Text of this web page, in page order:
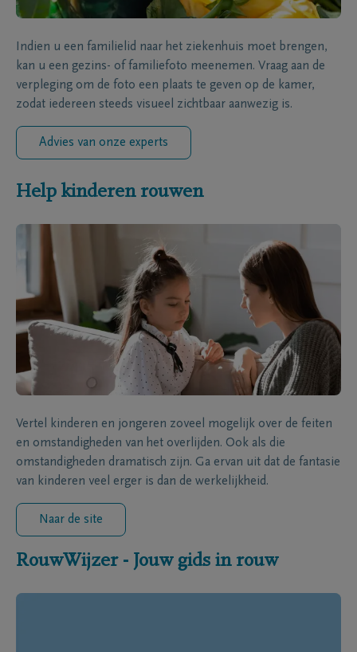
Indien u een familielid naar het ziekenhuis moet brengen,
kan u een gezins- of familiefoto meenemen. Vraag aan de
verpleging om de foto een plaats te geven op de kamer,
zodat iedereen steeds visueel zichtbaar aanwezig is.
Advies van onze experts
Help kinderen rouwen
Vertel kinderen en jongeren zoveel mogelijk over de feiten
en omstandigheden van het overlijden. Ook als die
omstandigheden dramatisch zijn. Ga ervan uit dat de fantasie
van kinderen veel erger is dan de werkelijkheid.
Naar de site
RouwWijzer - Jouw gids in rouw